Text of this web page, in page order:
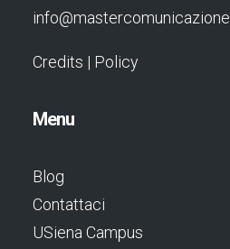
Credits | Policy
Menu
Blog
Contattaci
USiena Campus